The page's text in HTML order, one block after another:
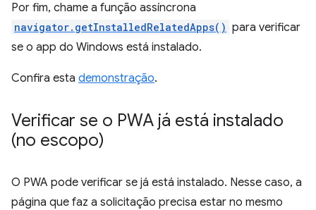
Por fim, chame a função assíncrona
navigator.getInstalledRelatedApps() para verificar
se o app do Windows está instalado.
Confira esta demonstração.
Verificar se o PWA já está instalado
(no escopo)
O PWA pode verificar se já está instalado. Nesse caso, a
página que faz a solicitação precisa estar no mesmo